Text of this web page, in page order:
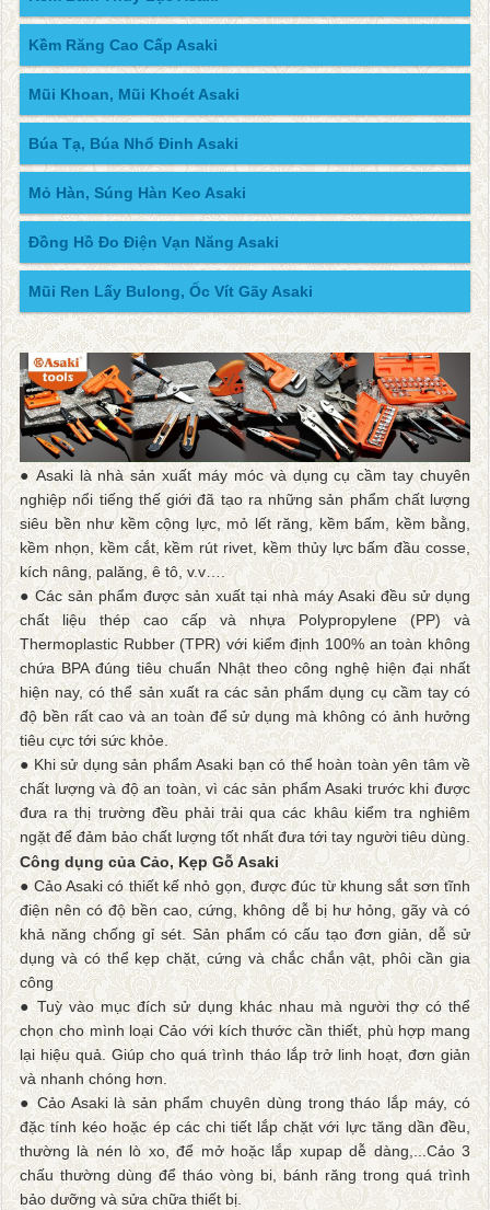
Kềm Răng Cao Cấp Asaki
Mũi Khoan, Mũi Khoét Asaki
Búa Tạ, Búa Nhổ Đinh Asaki
Mỏ Hàn, Súng Hàn Keo Asaki
Đồng Hồ Đo Điện Vạn Năng Asaki
Mũi Ren Lấy Bulong, Ốc Vít Gãy Asaki
● Asaki là nhà sản xuất máy móc và dụng cụ cầm tay chuyên
nghiệp nổi tiếng thế giới đã tạo ra những sản phẩm chất lượng
siêu bền như kềm cộng lực, mỏ lết răng, kềm bấm, kềm bằng,
kềm nhọn, kềm cắt, kềm rút rivet, kềm thủy lực bấm đầu cosse,
kích nâng, palăng, ê tô, v.v….
● Các sản phẩm được sản xuất tại nhà máy Asaki đều sử dụng
chất liệu thép cao cấp và nhựa Polypropylene (PP) và
Thermoplastic Rubber (TPR) với kiểm định 100% an toàn không
chứa BPA đúng tiêu chuẩn Nhật theo công nghệ hiện đại nhất
hiện nay, có thể sản xuất ra các sản phẩm dụng cụ cầm tay có
độ bền rất cao và an toàn để sử dụng mà không có ảnh hưởng
tiêu cực tới sức khỏe.
● Khi sử dụng sản phẩm Asaki bạn có thể hoàn toàn yên tâm về
chất lượng và độ an toàn, vì các sản phẩm Asaki trước khi được
đưa ra thị trường đều phải trải qua các khâu kiểm tra nghiêm
ngặt để đảm bảo chất lượng tốt nhất đưa tới tay người tiêu dùng.
Công dụng của Cảo, Kẹp Gỗ Asaki
● Cảo Asaki có thiết kế nhỏ gọn, được đúc từ khung sắt sơn tĩnh
điện nên có độ bền cao, cứng, không dễ bị hư hỏng, gãy và có
khả năng chống gỉ sét. Sản phẩm có cấu tạo đơn giản, dễ sử
dụng và có thể kẹp chặt, cứng và chắc chắn vật, phôi cần gia
công
● Tuỳ vào mục đích sử dụng khác nhau mà người thợ có thể
chọn cho mình loại Cảo với kích thước cần thiết, phù hợp mang
lại hiệu quả. Giúp cho quá trình tháo lắp trở linh hoạt, đơn giản
và nhanh chóng hơn.
● Cảo Asaki là sản phẩm chuyên dùng trong tháo lắp máy, có
đặc tính kéo hoặc ép các chi tiết lắp chặt với lực tăng dần đều,
thường là nén lò xo, để mở hoặc lắp xupap dễ dàng,...Cảo 3
chấu thường dùng để tháo vòng bi, bánh răng trong quá trình
bảo dưỡng và sửa chữa thiết bị.